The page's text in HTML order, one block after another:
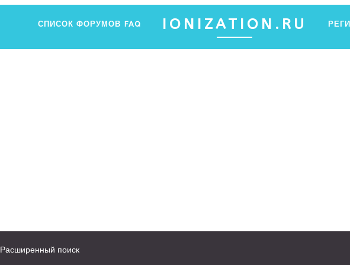
СПИСОК ФОРУМОВ FAQ IONIZATION.RU
Расширенный поиск